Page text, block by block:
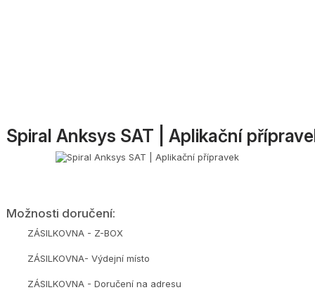
Spiral Anksys SAT | Aplikační
Možnosti doručení:
ZÁSILKOVNA - Z-BOX
ZÁSILKOVNA- Výdejní místo
ZÁSILKOVNA - Doručení na adresu